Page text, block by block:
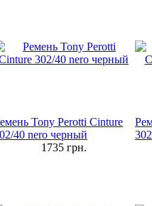
Tony Perotti Cinture
40 nero черный
1735грн.